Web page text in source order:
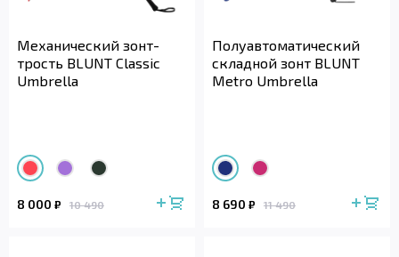
Механический зонт-
трость BLUNT Classic
Umbrella
8 000 ₽ 10 490
Полуавтоматический
складной зонт BLUNT
Metro Umbrella
8 690 ₽ 11 490